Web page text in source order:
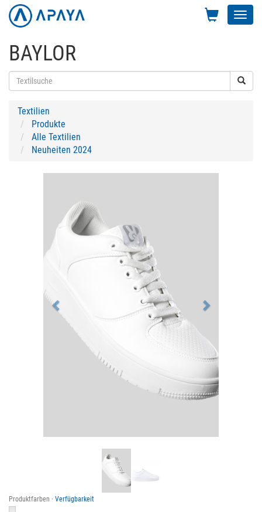
BAYLOR
Textilien
Produkte
Alle Textilien
Neuheiten 2024
Produktfarben · Verfügbarkeit